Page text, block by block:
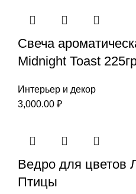
Свеча
Midnight Toast
Интерьер и декор
3,000.00 ₽
Ведро для цветов
Птицы